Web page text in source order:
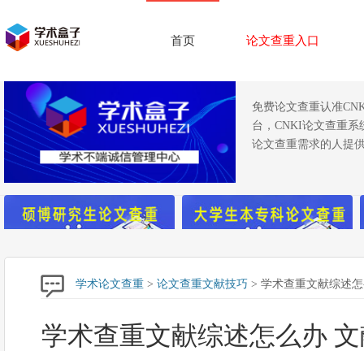
首页 论文查重入口
免费论文查重认准
台，CNKI论文查重系
论文查重需求的人提
学术论文查重 > 论文查重文献技巧 > 学术查重文献综述
学术查重文献综述怎么办